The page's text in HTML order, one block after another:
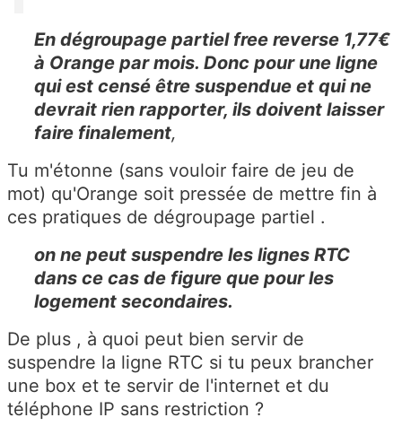
En dégroupage partiel free reverse 1,77€
à Orange par mois. Donc pour une ligne
qui est censé être suspendue et qui ne
devrait rien rapporter, ils doivent laisser
faire finalement,
Tu m'étonne (sans vouloir faire de jeu de
mot) qu'Orange soit pressée de mettre fin à
ces pratiques de dégroupage partiel .
on ne peut suspendre les lignes RTC
dans ce cas de figure que pour les
logement secondaires.
De plus , à quoi peut bien servir de
suspendre la ligne RTC si tu peux brancher
une box et te servir de l'internet et du
téléphone IP sans restriction ?